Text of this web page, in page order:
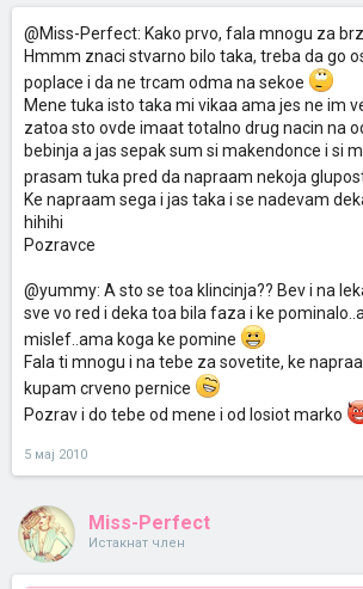
@Miss-Perfect: Kako prvo, fala mnogu za
Hmmm znaci stvarno bilo taka, treba da go
poplace i da ne trcam odma na sekoe
Mene tuka isto taka mi vikaa ama jes ne im
zatoa sto ovde imaat totalno drug nacin na
bebinja a jas sepak sum si makendonce i si
prasam tuka pred da napraam nekoja
Ke napraam sega i jas taka i se nadevam
hihihi
Pozravce
@yummy: A sto se toa klincinja?? Bev i na
sve vo red i deka toa bila faza i ke
mislef..ama koga ke pomine
Fala ti mnogu i na tebe za sovetite, ke
kupam crveno pernice
Pozrav i do tebe od mene i od losiot marko
5 мај 2010
Miss-Perfect
Истакнат член